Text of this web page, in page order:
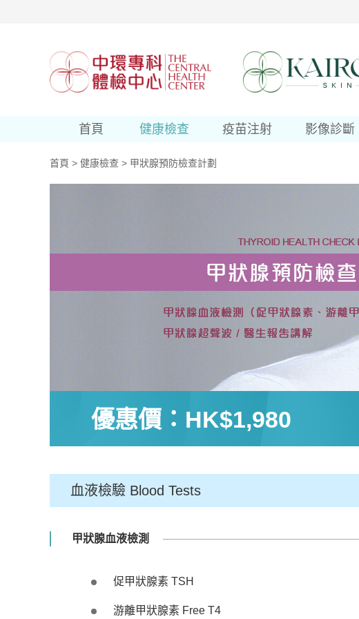
首頁 健康檢查 疫苗注射 影像診斷
首頁 > 健康檢查 > 甲狀腺預防檢查計劃
優惠價： HK$1,980
血液檢驗 Blood Tests
甲狀腺血液檢測
促甲狀腺素 TSH
游離甲狀腺素 Free T4